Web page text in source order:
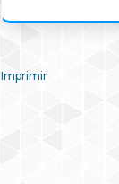
Imprimir